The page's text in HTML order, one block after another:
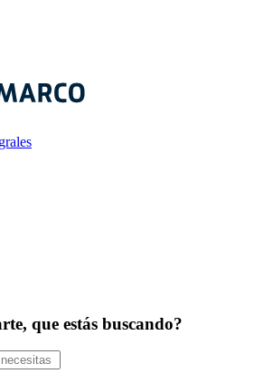
que estás buscando?